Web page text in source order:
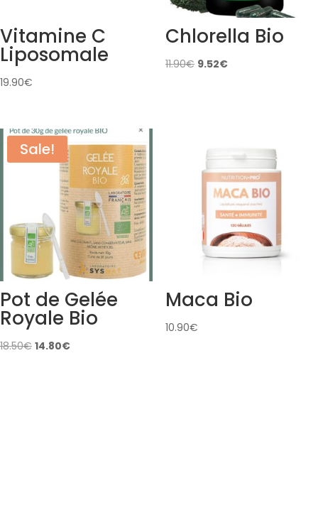
Vitamine C
Liposomale
19.90€
Chlorella Bio
11.90€ Original
9.52€Current
Sale!
Pot de Gelée
Royale Bio
18.50€ Original
14.80€Current
Maca Bio
10.90€